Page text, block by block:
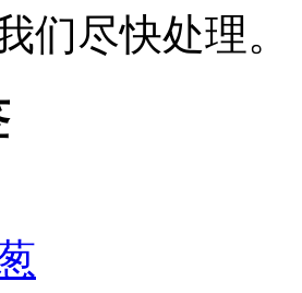
们尽快处理。